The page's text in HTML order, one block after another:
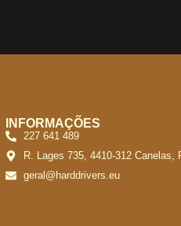
INFORMAÇÕES
227 641 489
R. Lages 735, 4410-312 Canelas,
geral@harddrivers.eu